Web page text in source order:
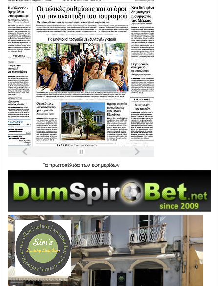
Τα πρωτοσέλιδα των εφημερίδων